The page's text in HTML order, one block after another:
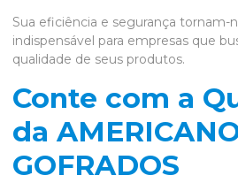
Sua eficiência e segurança tornam-
indispensável para empresas que
qualidade de seus produtos.
Conte com a
da
GOFRADOS